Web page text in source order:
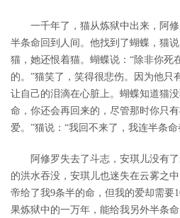
一千年了，猫从炼狱中出来，阿修
半条命回到人间。他找到了蝴蝶，猫
猫，她还恨着猫。蝴蝶说：“除非你死
的。”猫笑了，笑得很悲伤。因为他只
让自己的泪滴在心脏上。蝴蝶知道猫
命，你还会再回来的，尽管那时你只
爱。”猫说：“我回不来了，我连半条
阿修罗失去了斗志，安琪儿没有了
的洪水吞没，安琪儿也迷失在云雾之
帝给了我9条半的命，但我的爱却需要
果炼狱中的一万年，能给我另外半条